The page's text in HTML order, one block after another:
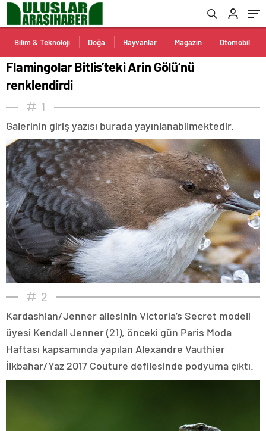
Bilim & Teknoloji Doğa Hayvanlar Magazin Otomobil
Flamingolar Bitlis’teki Arin Gölü’nü
renklendirdi
1
Galerinin giriş yazısı burada yayınlanabilmektedir.
2
Kardashian/Jenner ailesinin Victoria’s Secret modeli
üyesi Kendall Jenner (21), önceki gün Paris Moda
Haftası kapsamında yapılan Alexandre Vauthier
İlkbahar/Yaz 2017 Couture defilesinde podyuma çıktı.